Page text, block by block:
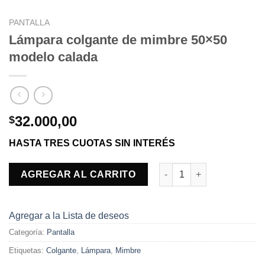
PANTALLA
Lámpara colgante de mimbre 50×50
modelo calada
$32.000,00
HASTA TRES CUOTAS SIN INTERÉS
AGREGAR AL CARRITO
Lámpara colgante de
Agregar a la Lista de deseos
Categoría: Pantalla
Etiquetas: Colgante Lámpara Mimbre